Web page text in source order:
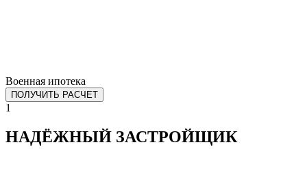
Военная ипотека
ПОЛУЧИТЬ РАСЧЕТ
1
НАДЁЖНЫЙ ЗАСТРОЙЩИК